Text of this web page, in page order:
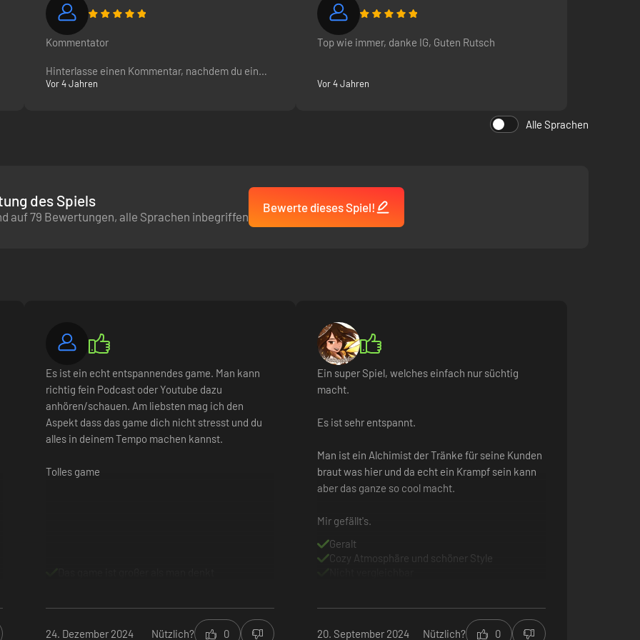
aus
Effekte zu kombinieren. Lasse dich vom gesunden Menschenverstand leiten: Du wirst wohl kaum Abnehmer für
für ihre Probleme zu finden. Du wirst mit den Konsequenzen konfrontiert, je nachdem, was du ihnen verkaufst. Ziehe
(oder mache sie zu deinen Feinden), gewinne Reichtum und Einfluss ... Eines Tages entscheidest du vielleicht sogar über das
Kommentator
Hinterlasse einen Kommentar, nachdem du ein
Spiel gekauft hast
Vor 4 Jahren
Top wie immer, danke IG, Guten Rutsch
Vor 4 Jahren
Alle Sprachen
des Spiels
auf 79 Bewertungen, alle Sprachen inbegriffen
Bewerte dieses Spiel!
Es ist ein echt entspannendes game. Man kann
richtig fein Podcast oder Youtube dazu
anhören/schauen. Am liebsten mag ich den
Aspekt dass das game dich nicht stresst und du
alles in deinem Tempo machen kannst.
Tolles game
24. Dezember 2024 Nützlich? 0
Ein super Spiel, welches einfach nur süchtig
macht.
Es ist sehr entspannt.
Man ist ein Alchimist der Tränke für seine Kunden
braut was hier und da echt ein Krampf sein kann
aber das ganze so cool macht.
Mir gefällt's.
Geralt
Cozy Atmosphäre und schöner Style
20. September 2024 Nützlich? 0